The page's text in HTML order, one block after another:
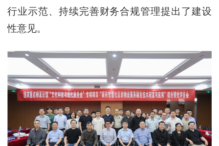
行业示范、持续完善财务合规管理提出了建设
性意见。